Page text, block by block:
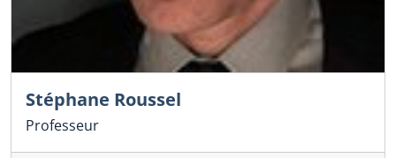
Stéphane Roussel
Professeur